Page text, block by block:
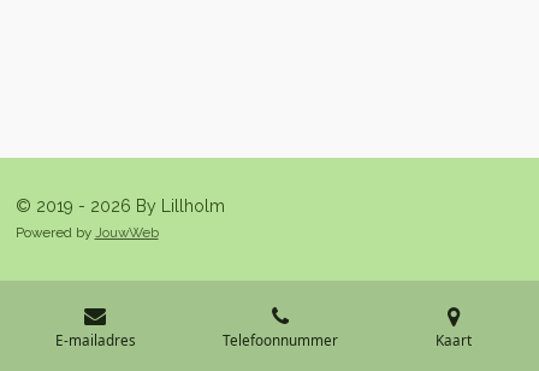
© 2019 - 2026 By Lillholm
Powered by JouwWeb
E-mailadres Telefoonnummer Kaart